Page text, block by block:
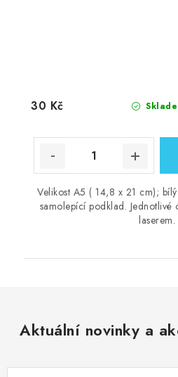
30 Kč
Velikost A5 ( 14,8 x 21 cm);
samolepící podklad. Jednotlivé
laserem.
Aktuální novinky a